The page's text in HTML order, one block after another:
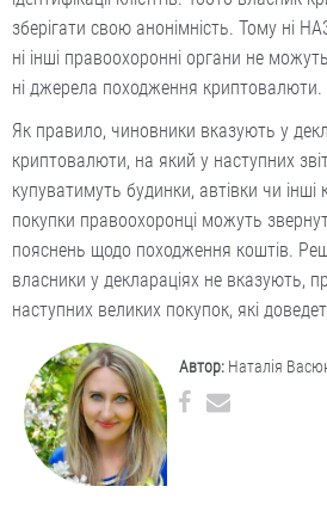
зберігати свою анонімність. Тому ні
ні інші правоохоронні органи не
ні джерела походження криптовалюти.
Як правило, чиновники вказують у
криптовалюти, на який у наступних
купуватимуть будинки, автівки чи інші
покупки правоохоронці можуть
пояснень щодо походження коштів.
власники у деклараціях не вказують,
наступних великих покупок, які
Автор: Наталія